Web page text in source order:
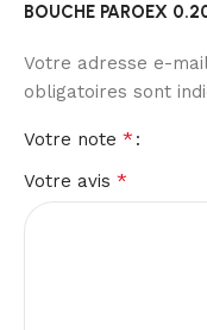
BOUCHE PAROEX
Votre adresse e-
obligatoires sont
Votre note *
Votre avis *